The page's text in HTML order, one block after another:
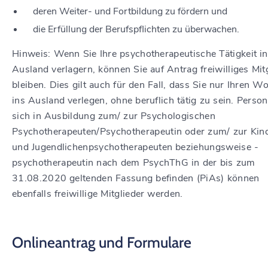
deren Weiter- und Fortbildung zu fördern und
die Erfüllung der Berufspflichten zu überwachen.
Hinweis: Wenn Sie Ihre psychotherapeutische Tätigkeit
Ausland verlagern, können Sie auf Antrag freiwilliges
bleiben. Dies gilt auch für den Fall, dass Sie nur Ihren
ins Ausland verlegen, ohne beruflich tätig zu sein.
sich in Ausbildung zum/ zur Psychologischen
Psychotherapeuten/Psychotherapeutin oder zum/ zur
und Jugendlichenpsychotherapeuten beziehungsweise -
psychotherapeutin nach dem PsychThG in der bis zum
31.08.2020 geltenden Fassung befinden (PiAs) können
ebenfalls freiwillige Mitglieder werden.
Onlineantrag und Formulare